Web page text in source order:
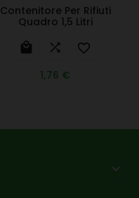
Contenitore Per Rifiuti
Quadro 1,5 Litri
  
1,76 €
